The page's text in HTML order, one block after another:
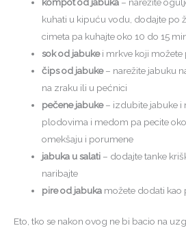
kuhati u kipuću vodu, dodajte po
cimeta pa kuhajte oko 10 do 15
sok od jabukei mrkve koji
čips od jabuke– narežite jabuku
na zraku ili u pećnici
pečene jabuke– izdubite jabuke i
plodovima i medom pa pecite
omekšaju i porumene
jabuka u salati – dodajte tanke
naribajte
pire od jabuka možete dodati kao
Eto, tko se nakon ovog ne bi bacio na